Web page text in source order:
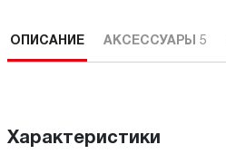
ОПИСАНИЕ АКСЕССУАРЫ 5
Характеристики